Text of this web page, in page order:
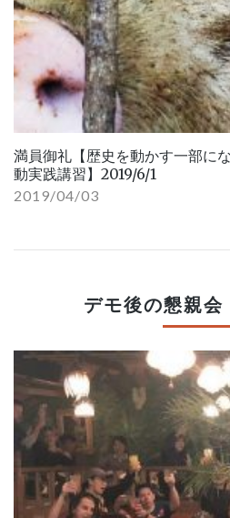
満員御礼【歴史を動かす一部に
動実践講習】2019/6/1
2019/04/03
デモ後の懇親会